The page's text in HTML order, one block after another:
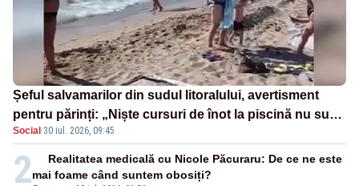
Șeful salvamarilor din sudul litoralului, avertisment
pentru părinți: „Niște cursuri de înot la piscină nu sunt
suficiente”
Social·30 iul. 2026, 09:45
2
Realitatea medicală cu Nicole Păcuraru: De ce ne este
mai foame când suntem obosiți?